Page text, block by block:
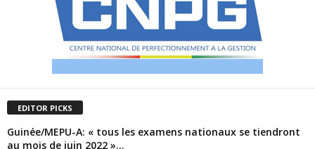
EDITOR PICKS
Guinée/MEPU-A: « tous les examens nationaux se tiendront
au mois de juin 2022 »...